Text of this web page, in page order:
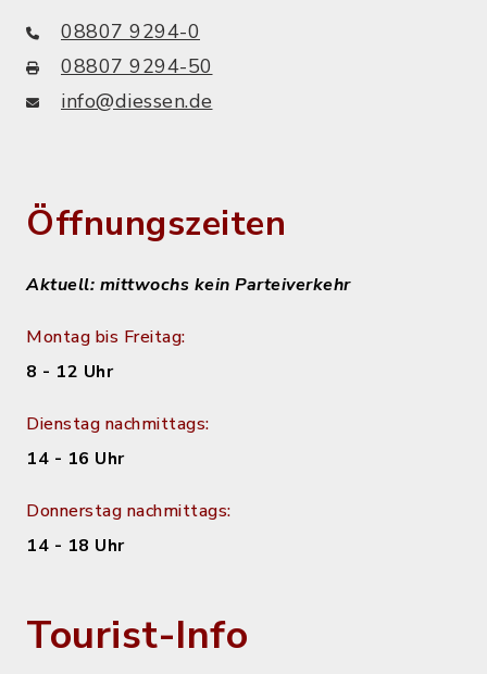
08807 9294-0
08807 9294-50
info@diessen.de
Öffnungszeiten
Aktuell: mittwochs kein Parteiverkehr
Montag bis Freitag:
8 - 12 Uhr
Dienstag nachmittags:
14 - 16 Uhr
Donnerstag nachmittags:
14 - 18 Uhr
Tourist-Info